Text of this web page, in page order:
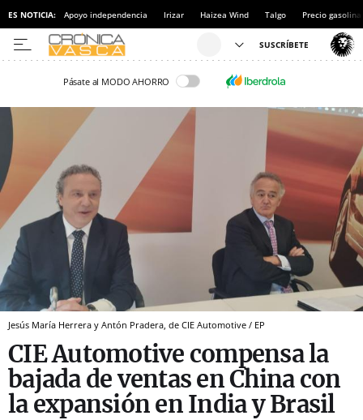
ES NOTICIA: Apoyo independencia Irizar Haizea Wind Talgo Precio gasolina
Pásate al MODO AHORRO
Jesús María Herrera y Antón Pradera, de CIE Automotive / EP
CIE Automotive compensa la
bajada de ventas en China con
la expansión en India y Brasil